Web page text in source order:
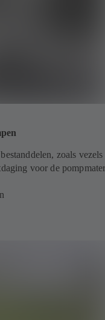
zoals
voor de